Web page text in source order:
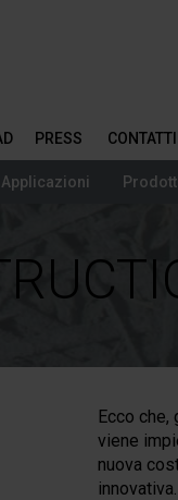
Applicazioni
PRESS CONTATTI
Ecco
viene
nuova